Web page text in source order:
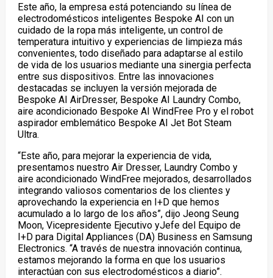
Este año, la empresa está potenciando su línea de
electrodomésticos inteligentes Bespoke AI con un
cuidado de la ropa más inteligente, un control de
temperatura intuitivo y experiencias de limpieza más
convenientes, todo diseñado para adaptarse al estilo
de vida de los usuarios mediante una sinergia perfecta
entre sus dispositivos. Entre las innovaciones
destacadas se incluyen la versión mejorada de
Bespoke AI AirDresser, Bespoke AI Laundry Combo,
aire acondicionado Bespoke AI WindFree Pro y el robot
aspirador emblemático Bespoke AI Jet Bot Steam
Ultra.
“Este año, para mejorar la experiencia de vida,
presentamos nuestro Air Dresser, Laundry Combo y
aire acondicionado WindFree mejorados, desarrollados
integrando valiosos comentarios de los clientes y
aprovechando la experiencia en I+D que hemos
acumulado a lo largo de los años”, dijo Jeong Seung
Moon, Vicepresidente Ejecutivo yJefe del Equipo de
I+D para Digital Appliances (DA) Business en Samsung
Electronics. “A través de nuestra innovación continua,
estamos mejorando la forma en que los usuarios
interactúan con sus electrodomésticos a diario”.